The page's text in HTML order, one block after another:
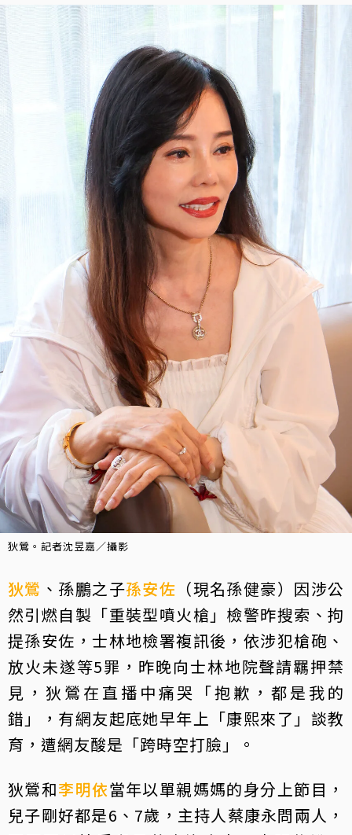
狄鶯。記者沈昱嘉／攝影
狄鶯 、孫鵬之子孫安佐 （現名孫健豪）因涉公
然引燃自製「重裝型噴火槍」檢警昨搜索、拘
提孫安佐，士林地檢署複訊後，依涉犯槍砲、
放火未遂等5罪，昨晚向士林地院聲請羈押禁
見，狄鶯在直播中痛哭「抱歉，都是我的
錯」，有網友起底她早年上「康熙來了」談教
育，遭網友酸是「跨時空打臉」。
狄鶯和李明依當年以單親媽媽的身分上節目，
兒子剛好都是6、7歲，主持人蔡康永問兩人，